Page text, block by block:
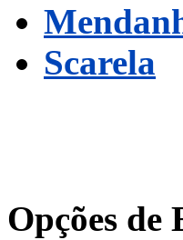
Scarela
Opções de